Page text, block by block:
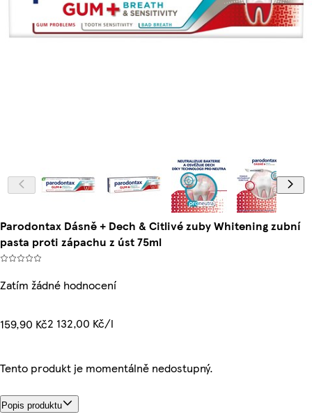
Parodontax Dásně + Dech & Citlivé zuby Whitening zubní
pasta proti zápachu z úst 75ml
Zatím žádné hodnocení
159,90 Kč2 132,00 Kč/l
Tento produkt je momentálně nedostupný.
Popis produktu